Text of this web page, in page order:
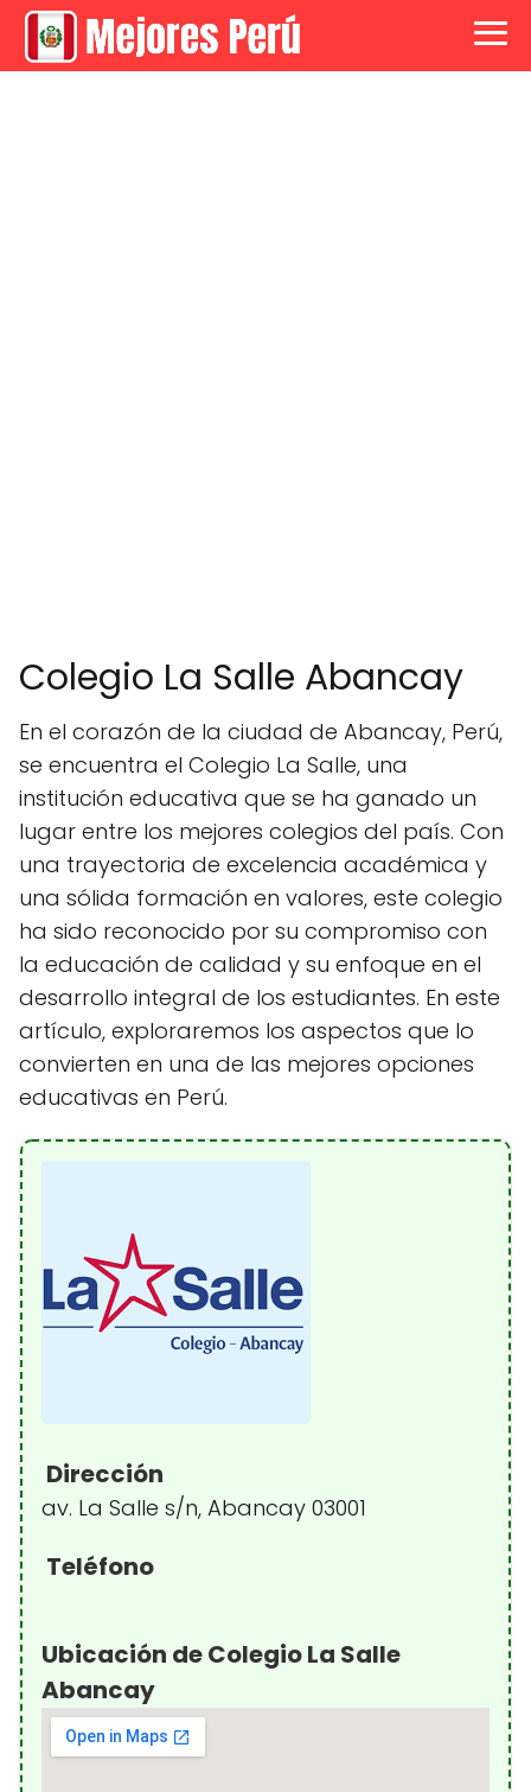
Colegio La Salle Abancay
En el corazón de la ciudad de Abancay, Perú,
se encuentra el Colegio La Salle, una
institución educativa que se ha ganado un
lugar entre los mejores colegios del país. Con
una trayectoria de excelencia académica y
una sólida formación en valores, este colegio
ha sido reconocido por su compromiso con
la educación de calidad y su enfoque en el
desarrollo integral de los estudiantes. En este
artículo, exploraremos los aspectos que lo
convierten en una de las mejores opciones
educativas en Perú.
Dirección
av. La Salle s/n, Abancay 03001
Teléfono
Ubicación de Colegio La Salle
Abancay